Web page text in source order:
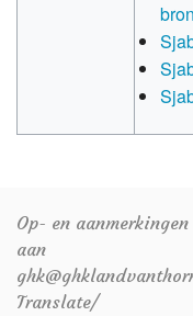
Op- en
aan
Translate/